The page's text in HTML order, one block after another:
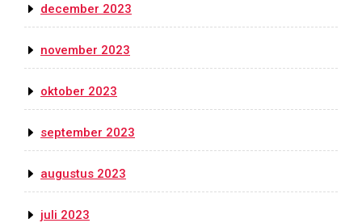
december 2023
november 2023
oktober 2023
september 2023
augustus 2023
juli 2023